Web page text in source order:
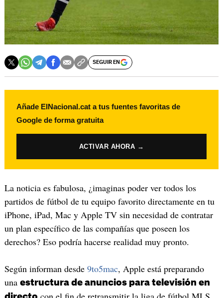
SEGUIR EN
Añade ElNacional.cat a tus fuentes favoritas de
Google de forma gratuita
ACTIVAR AHORA →
La noticia es fabulosa, ¿imaginas poder ver todos los
partidos de fútbol de tu equipo favorito directamente en tu
iPhone, iPad, Mac y Apple TV sin necesidad de contratar
un plan específico de las compañías que poseen los
derechos? Eso podría hacerse realidad muy pronto.
Según informan desde 9to5mac, Apple está preparando
una estructura de anuncios para televisión en